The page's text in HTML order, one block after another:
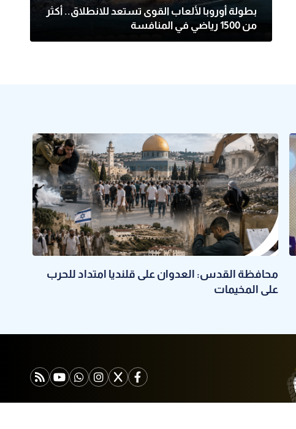
بطولة أوروبا لألعاب القوى تستعد للانطلاق.. أكثر
من 1500 رياضي في المنافسة
محافظة القدس: العدوان على قلنديا امتداد للحرب
على المخيمات